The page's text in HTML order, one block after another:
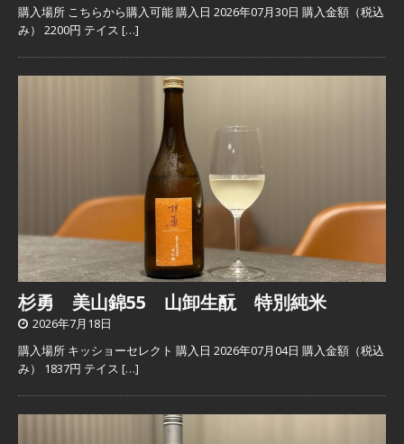
購入場所 こちらから購入可能 購入日 2026年07月30日 購入金額（税込
み） 2200円 テイス […]
杉勇 美山錦55 山卸生酛 特別純米
2026年7月18日
購入場所 キッショーセレクト 購入日 2026年07月04日 購入金額（税込
み） 1837円 テイス […]